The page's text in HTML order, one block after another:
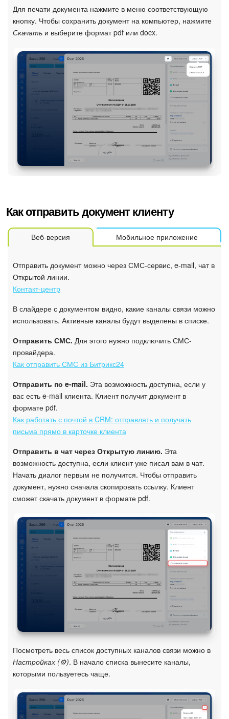
Для печати документа нажмите в меню соответствующую
кнопку. Чтобы сохранить документ на компьютер, нажмите
Скачать и выберите формат pdf или docx.
Как отправить документ клиенту
Веб-версия Мобильное приложение
Отправить документ можно через СМС-сервис, e-mail, чат в
Открытой линии.
Контакт-центр
В слайдере с документом видно, какие каналы связи можно
использовать. Активные каналы будут выделены в списке.
Отправить СМС. Для этого нужно подключить СМС-
провайдера.
Как отправить СМС из Битрикс24
Отправить по e-mail. Эта возможность доступна, если у
вас есть e-mail клиента. Клиент получит документ в
формате pdf.
Как работать с почтой в CRM: отправлять и получать
письма прямо в карточке клиента
Отправить в чат через Открытую линию. Эта
возможность доступна, если клиент уже писал вам в чат.
Начать диалог первым не получится. Чтобы отправить
документ, нужно сначала скопировать ссылку. Клиент
сможет скачать документ в формате pdf.
Посмотреть весь список доступных каналов связи можно в
Настройках (⚙️). В начало списка вынесите каналы,
которыми пользуетесь чаще.